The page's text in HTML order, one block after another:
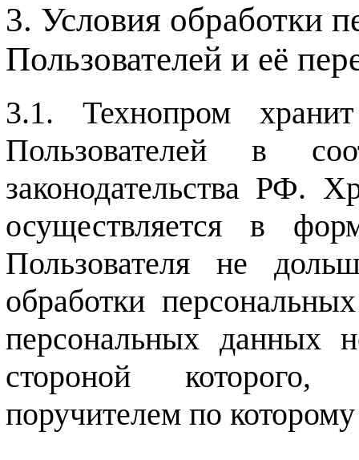
Условия обработки
Пользователей и её
Технопром
Пользователей в
законодательства РФ.
осуществляется в
Пользователя не
обработки
персональных данных
стороной которого,
поручителем по